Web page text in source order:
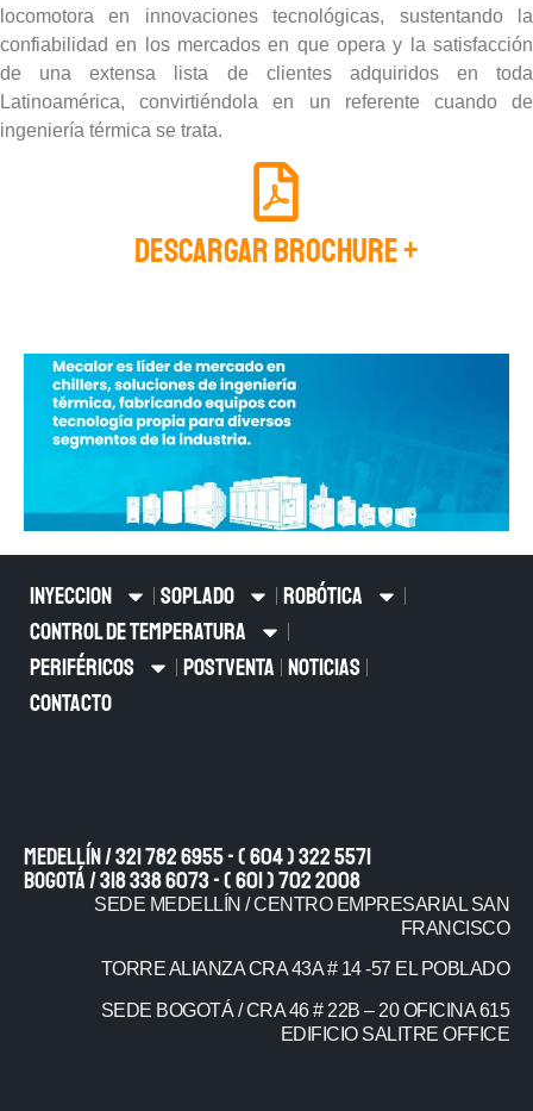
locomotora en innovaciones tecnológicas, sustentando la
confiabilidad en los mercados en que opera y la satisfacción
de una extensa lista de clientes adquiridos en toda
Latinoamérica, convirtiéndola en un referente cuando de
ingeniería térmica se trata.
Descargar Brochure +
INYECCION SOPLADO
ROBÓTICA
CONTROL DE TEMPERATURA
PERIFÉRICOS
POSTVENTA NOTICIAS
CONTACTO
Medellín / 321 782 6955 - ( 604 ) 322 5571
Bogotá / 318 338 6073 - ( 601 ) 702 2008
SEDE MEDELLÍN / CENTRO EMPRESARIAL SAN
FRANCISCO
TORRE ALIANZA CRA 43A # 14 -57 EL POBLADO
SEDE BOGOTÁ / CRA 46 # 22B – 20 OFICINA 615
EDIFICIO SALITRE OFFICE